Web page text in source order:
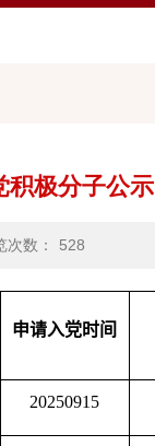
积极分子公示
次数： 528
申请入党时间
20250915